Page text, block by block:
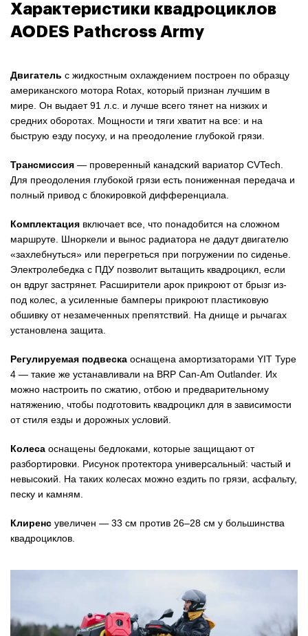
Характеристики квадроциклов
AODES Pathcross Army
Двигатель с жидкостным охлаждением построен по образцу
американского мотора Rotax, который признан лучшим в
мире. Он выдает 91 л.с. и лучше всего тянет на низких и
средних оборотах. Мощности и тяги хватит на все: и на
быструю езду посуху, и на преодоление глубокой грязи.
Трансмиссия — проверенный канадский вариатор CVTech.
Для преодоления глубокой грязи есть пониженная передача и
полный привод с блокировкой дифференциала.
Комплектация включает все, что понадобится на сложном
маршруте. Шноркели и вынос радиатора не дадут двигателю
«захлебнуться» или перегреться при погружении по сиденье.
Электролебедка с ПДУ позволит вытащить квадроцикл, если
он вдруг застрянет. Расширители арок прикроют от брызг из-
под колес, а усиленные бамперы прикроют пластиковую
обшивку от незамеченных препятствий. На днище и рычагах
установлена защита.
Регулируемая подвеска оснащена амортизаторами YIT Type
4 — такие же устанавливали на BRP Can-Am Outlander. Их
можно настроить по сжатию, отбою и предварительному
натяжению, чтобы подготовить квадроцикл для в зависимости
от стиля езды и дорожных условий.
Колеса оснащены бедлоками, которые защищают от
разбортировки. Рисунок протектора универсальный: частый и
невысокий. На таких колесах можно ездить по грязи, асфальту,
песку и камням.
Клиренс увеличен — 33 см против 26–28 см у большинства
квадроциклов.